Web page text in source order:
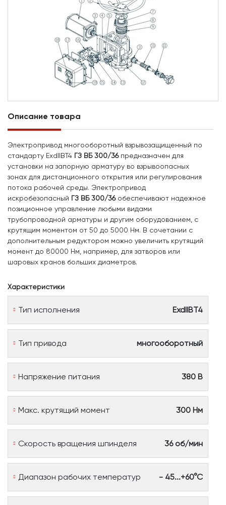
Описание товара
Электропривод многооборотный взрывозащищенный по
стандарту ExdIIBT4 ГЗ ВБ 300/36 предназначен для
установки на запорную арматуру во взрывоопасных
зонах для дистанционного открытия или регулирования
потока рабочей среды. Электропривод
искробезопасный ГЗ ВБ 300/36обеспечивают надежное
позиционное управление любыми видами
трубопроводной арматуры и другим оборудованием, с
крутящим моментом от 50 до 5000 Нм. В сочетании с
дополнительным редуктором можно увеличить крутящий
момент до 80000 Нм, например, для затворов или
шаровых кранов больших диаметров.
Характеристики
Тип исполнения ExdIIBT4
Тип привода многооборотный
Напряжение питания 380 В
Макс. крутящий момент 300 Нм
Скорость вращения шпинделя 36 об/мин
Диапазон рабочих температур - 45...+60°С